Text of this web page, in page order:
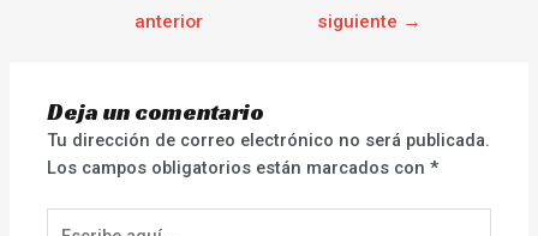
anterior
siguiente →
Deja un comentario
Tu dirección de correo electrónico no será publicada.
Los campos obligatorios están marcados con*